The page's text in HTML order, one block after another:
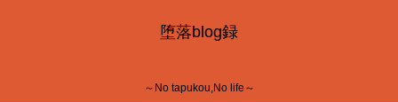
堕落blog録
～No tapukou,No life～